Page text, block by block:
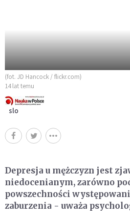
(fot. JD Hancock / flickr.com)
14 lat temu
slo
Depresja u mężczyzn jest
niedocenianym, zarówno
powszechności
zaburzenia - uważa